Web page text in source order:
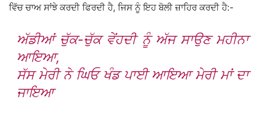
ਵਿੱਚ ਚਾਅ ਸਾਂਝੇ ਕਰਦੀ ਫਿਰਦੀ ਹੈ, ਜਿਸ ਨੂੰ ਇਹ ਬੋਲੀ ਜ਼ਾਹਿਰ ਕਰਦੀ ਹੈ:-
ਅੱਡੀਆਂ ਚੁੱਕ-ਚੁੱਕ ਵੇਂਹਦੀ ਨੂੰ ਅੱਜ ਸਾਉਣ ਮਹੀਨਾ
ਆਇਆ,
ਸੱਸ ਮੇਰੀ ਨੇ ਘਿਓ ਖੰਡ ਪਾਈ ਆਇਆ ਮੇਰੀ ਮਾਂ ਦਾ
ਜਾਇਆ